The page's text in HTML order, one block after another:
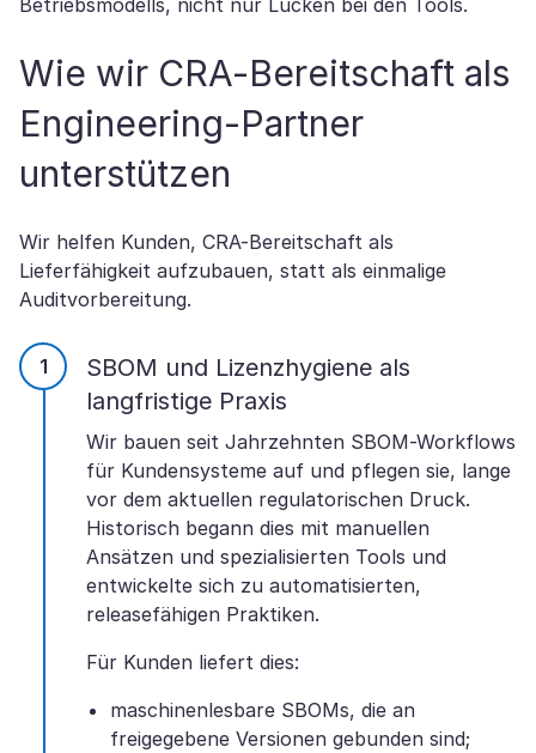
Betriebsmodells, nicht nur Lücken bei den Tools.
Wie wir CRA-Bereitschaft als
Engineering-Partner
unterstützen
Wir helfen Kunden, CRA-Bereitschaft als
Lieferfähigkeit aufzubauen, statt als einmalige
Auditvorbereitung.
SBOM und Lizenzhygiene als
langfristige Praxis
Wir bauen seit Jahrzehnten SBOM-Workflows
für Kundensysteme auf und pflegen sie, lange
vor dem aktuellen regulatorischen Druck.
Historisch begann dies mit manuellen
Ansätzen und spezialisierten Tools und
entwickelte sich zu automatisierten,
releasefähigen Praktiken.
Für Kunden liefert dies:
maschinenlesbare SBOMs, die an
freigegebene Versionen gebunden sind;